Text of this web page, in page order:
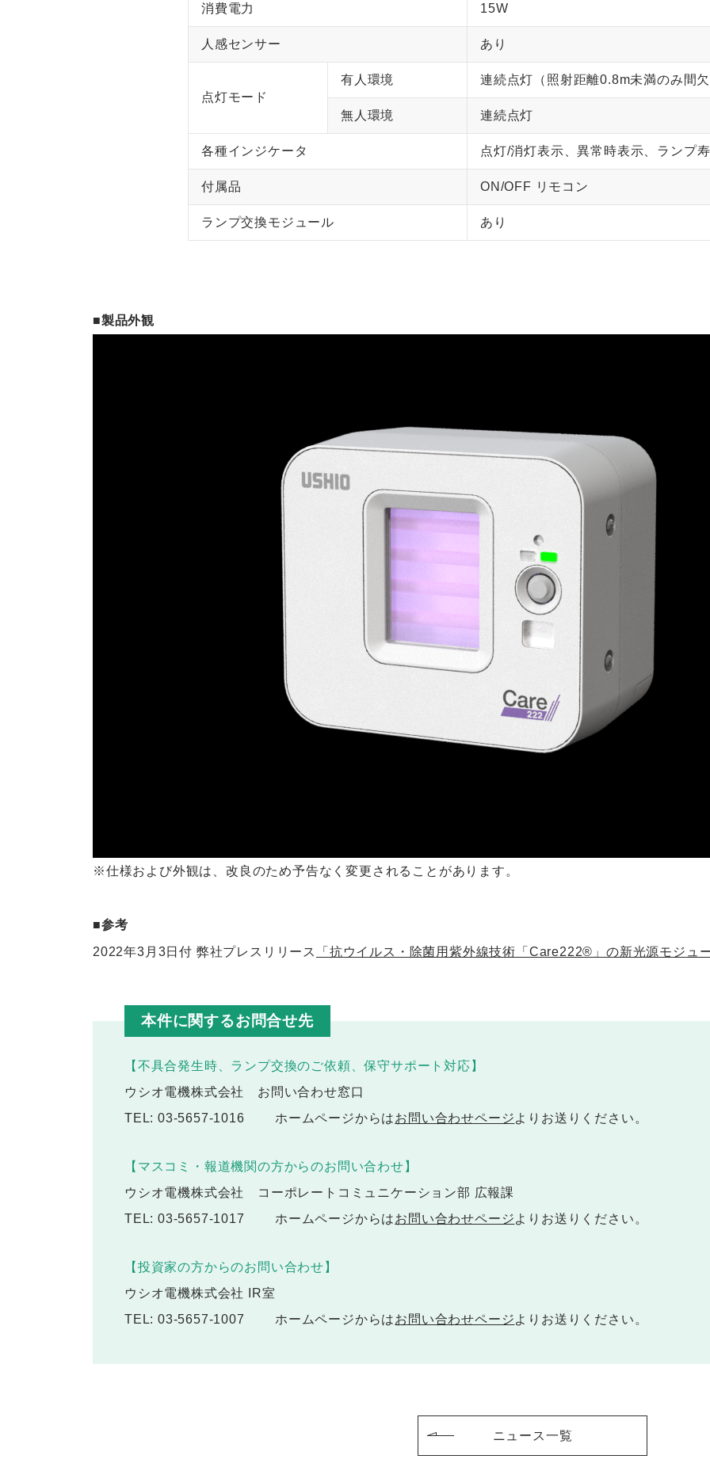
消費電力 15W
人感センサー あり
点灯モード
有人環境 連続点灯（照射距離0.8m未満のみ間欠
無人環境 連続点灯
各種インジケータ 点灯/消灯表示、異常時表示、ランプ
付属品 ON/OFF リモコン
ランプ交換モジュール あり
■製品外観
※仕様および外観は、改良のため予告なく変更されることがあります。
■参考
2022年3月3日付 弊社プレスリリース
「抗ウイルス・除菌用紫外線技術「Care222®」の新光源モジュ
本件に関するお問合せ先
【不具合発生時、ランプ交換のご依頼、保守サポート対応】
ウシオ電機株式会社 お問い合わせ窓口
TEL: 03-5657-1016
ホームページからはお問い合わせページよりお送りください。
【マスコミ・報道機関の方からのお問い合わせ】
ウシオ電機株式会社 コーポレートコミュニケーション部 広報課
TEL: 03-5657-1017
ホームページからはお問い合わせページよりお送りください。
【投資家の方からのお問い合わせ】
ウシオ電機株式会社 IR室
TEL: 03-5657-1007
ホームページからはお問い合わせページよりお送りください。
ニュース一覧